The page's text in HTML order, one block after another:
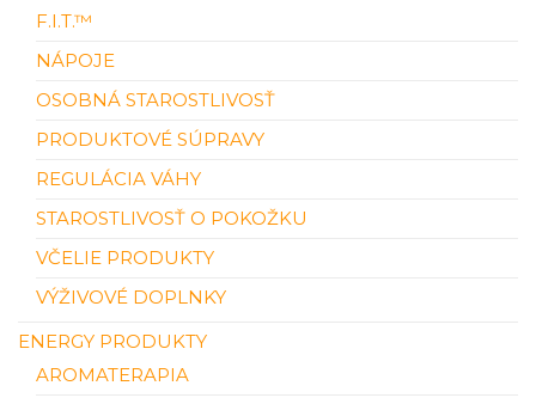
F.I.T.™
NÁPOJE
OSOBNÁ STAROSTLIVOSŤ
PRODUKTOVÉ SÚPRAVY
REGULÁCIA VÁHY
STAROSTLIVOSŤ O POKOŽKU
VČELIE PRODUKTY
VÝŽIVOVÉ DOPLNKY
ENERGY PRODUKTY
AROMATERAPIA